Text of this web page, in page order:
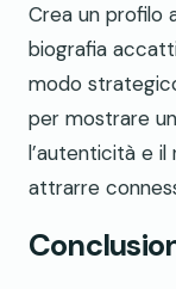
Crea un profilo
biografia
modo
per mostrare
l’autenticità e
attrarre